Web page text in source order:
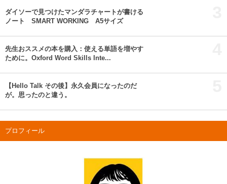
ダイソーで見つけたマンダラチャートが書ける
ノート SMART WORKING A5サイズ
先生おススメの本を購入：使える単語を増やす
ために。Oxford Word Skills Inte...
【Hello Talk その後】永久会員になったのだ
が。思ったのと違う。
プロフィール